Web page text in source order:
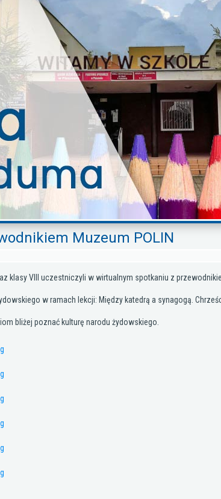
Muzeum POLIN
klasy VIII uczestniczyli w wirtualnym spotkaniu z
w ramach lekcji: Między katedrą a synagogą.
bliżej poznać kulturę narodu żydowskiego.